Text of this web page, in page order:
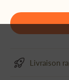
Livraison